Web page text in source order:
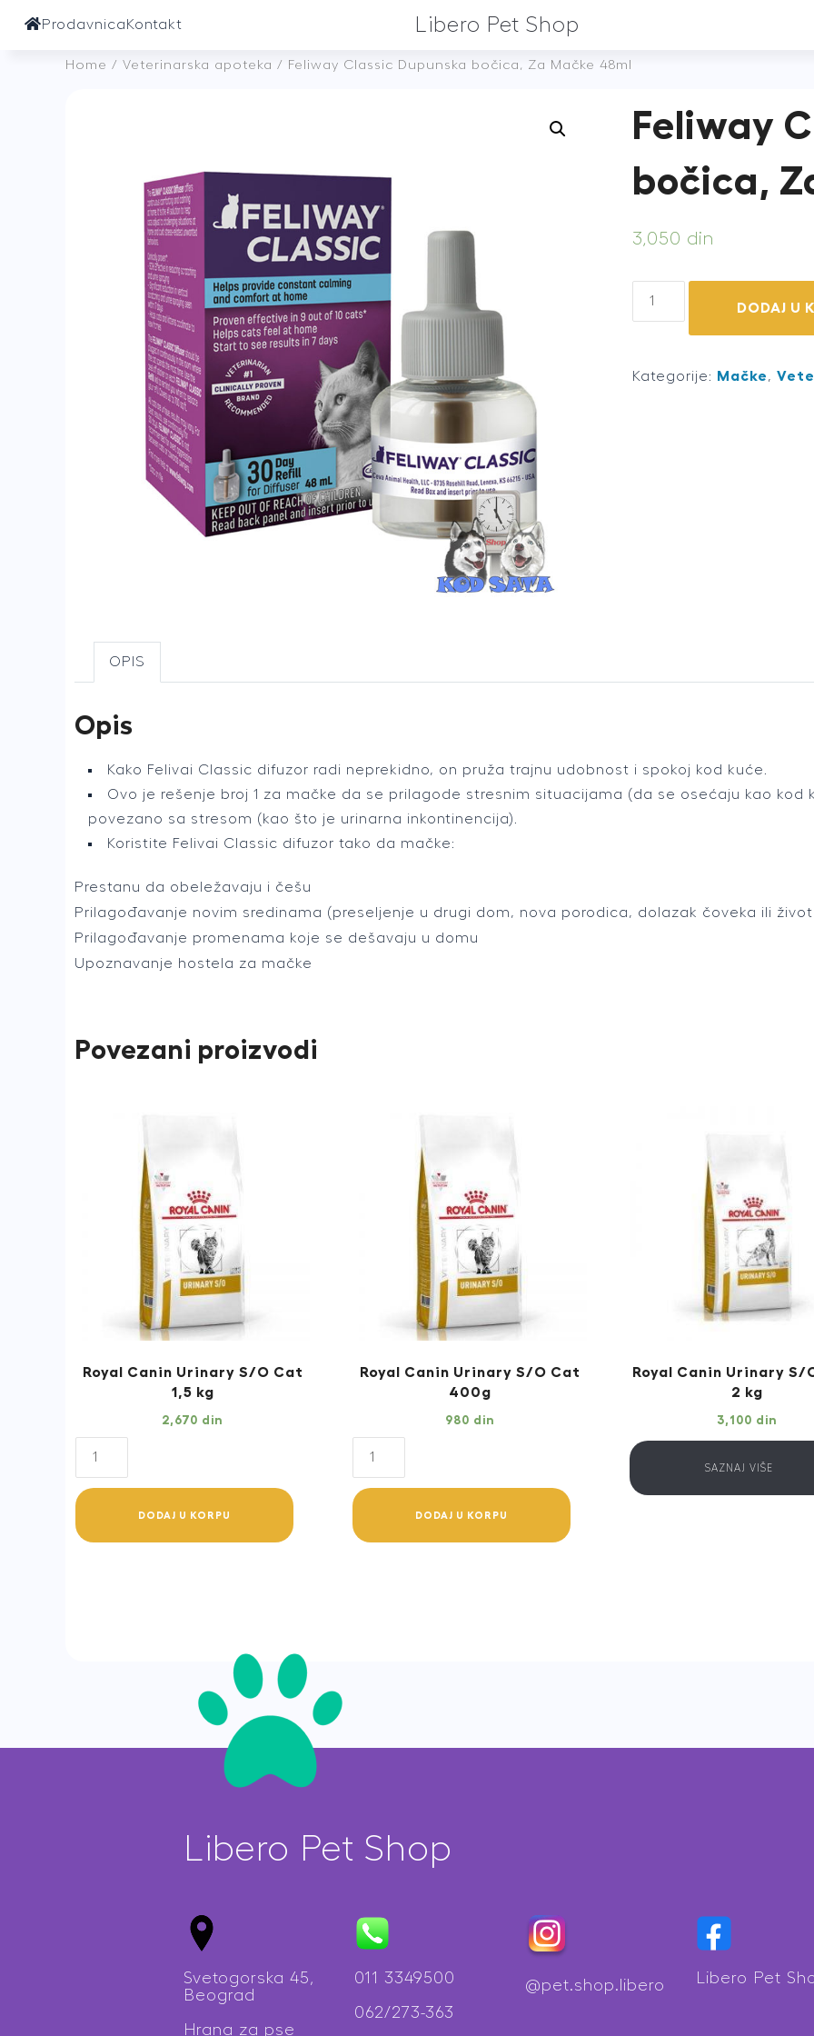
Prodavnica Kontakt Libero Pet Shop
Home / Veterinarska apoteka / Feliway Classic Dupunska bočica, Za Mačke 48ml
Feliway
bočica,
3,050 din
DODAJ U
Kategorije: Mačke,
OPIS
Opis
Kako Felivai Classic difuzor radi neprekidno, on pruža trajnu udobnost i spokoj kod kuće.
Ovo je rešenje broj 1 za mačke da se prilagode stresnim situacijama (da se osećaju kao
povezano sa stresom (kao što je urinarna inkontinencija).
Koristite Felivai Classic difuzor tako da mačke:
Prestanu da obeležavaju i češu
Prilagođavanje novim sredinama (preseljenje u drugi dom, nova porodica, dolazak čoveka ili
Prilagođavanje promenama koje se dešavaju u domu
Upoznavanje hostela za mačke
Povezani proizvodi
Royal Canin Urinary S/O Cat
1,5 kg
2,670 din
Urinary
Cat
DODAJ U KORPU
Royal Canin Urinary S/O Cat
400g
980 din
Urinary
Cat
DODAJ U KORPU
Royal Canin Urinary S/
2 kg
3,100 din
SAZNAJ VIŠE
Libero Pet Shop
Svetogorska 45,
Beograd
011 3349500
062/273-363
@pet.shop.libero Libero Pet
Hrana za pse